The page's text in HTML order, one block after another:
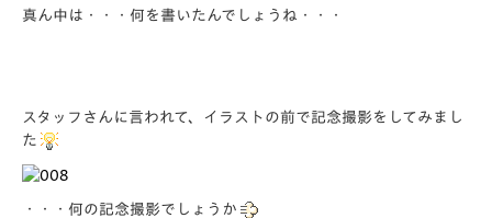
真ん中は・・・何を書いたんでしょうね・・・
スタッフさんに言われて、イラストの前で記念撮影をしてみまし
た
・・・何の記念撮影でしょうか